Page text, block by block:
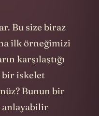
Bu size biraz
ilk örneğimizi
karşılaştığı
bir iskelet
Bunun bir
anlayabilir